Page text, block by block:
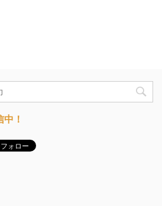
！